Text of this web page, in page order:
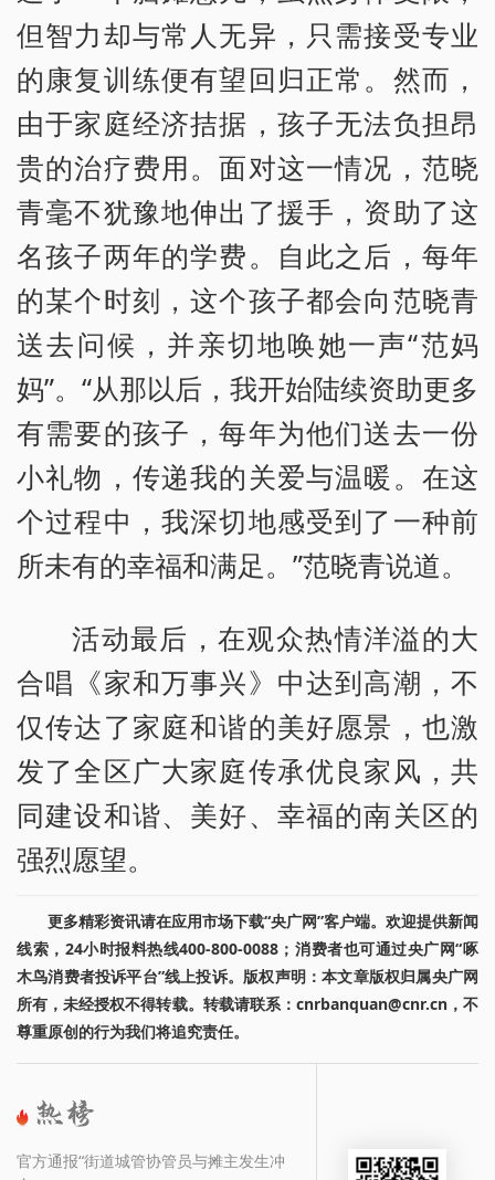
但智力却与常人无异，只需接受专业
的康复训练便有望回归正常。然而，
由于家庭经济拮据，孩子无法负担昂
贵的治疗费用。面对这一情况，范晓
青毫不犹豫地伸出了援手，资助了这
名孩子两年的学费。自此之后，每年
的某个时刻，这个孩子都会向范晓青
送去问候，并亲切地唤她一声“范妈
妈”。“从那以后，我开始陆续资助更多
有需要的孩子，每年为他们送去一份
小礼物，传递我的关爱与温暖。在这
个过程中，我深切地感受到了一种前
所未有的幸福和满足。”范晓青说道。
活动最后，在观众热情洋溢的大
合唱《家和万事兴》中达到高潮，不
仅传达了家庭和谐的美好愿景，也激
发了全区广大家庭传承优良家风，共
同建设和谐、美好、幸福的南关区的
强烈愿望。
更多精彩资讯请在应用市场下载“央广网”客户端。欢迎提供新闻
线索，24小时报料热线400-800-0088；消费者也可通过央广网“啄
木鸟消费者投诉平台”线上投诉。版权声明：本文章版权归属央广网
所有，未经授权不得转载。转载请联系：cnrbanquan@cnr.cn，不
尊重原创的行为我们将追究责任。
官方通报“街道城管协管员与摊主发生冲